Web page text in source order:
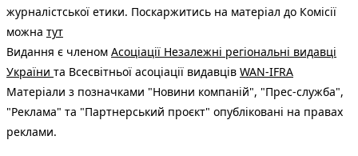
журналістської етики. Поскаржитись на матеріал до Комісії
можна тут
Видання є членом Асоціації Незалежні регіональні видавці
України та Всесвітньої асоціації видавців WAN-IFRA
Матеріали з позначками "Новини компаній", "Прес-служба",
"Реклама" та "Партнерський проєкт" опубліковані на правах
реклами.